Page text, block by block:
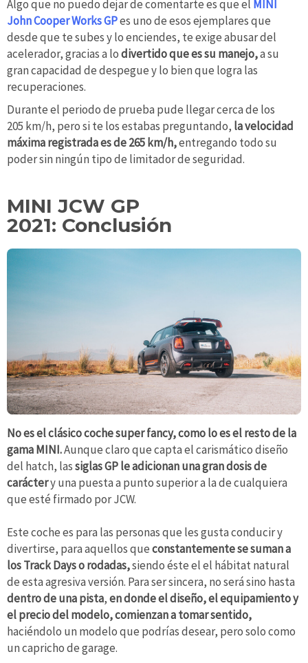
Algo que no puedo dejar de comentarte es que el MINI
John Cooper Works GPes uno de esos ejemplares que
desde que te subes y lo enciendes, te exige abusar del
acelerador, gracias a lodivertido que es su manejo,a su
gran capacidad de despegue y lo bien que logra las
recuperaciones.
Durante el periodo de prueba pude llegar cerca de los
205 km/h, perosi te los estabas preguntando, la velocidad
máxima registrada es de 265 km/h,entregando todo su
poder sin ningún tipo de limitador de seguridad.
MINI JCW GP
2021: Conclusión
No es el clásico coche super fancy, como lo es el resto de la
gama MINI.Aunque claro que capta el carismático diseño
del hatch, lassiglas GP le adicionan una gran dosis de
caráctery una puesta a punto superior a la de cualquiera
que esté firmado por JCW.
Este coche es para las personas que les gusta conducir y
divertirse, para aquellos queconstantemente se suman a
los Track Days o rodadas,siendo éste el el hábitat natural
de esta agresiva versión. Para ser sincera, no será sino hasta
dentro de una pista,en donde el diseño, el equipamiento y
el precio del modelo, comienzan a tomar sentido,
haciéndolo un modelo que podrías desear, pero solo como
un capricho de garage.